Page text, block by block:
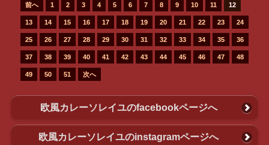
前へ 1 2 3 4 5 6 7 8 9 10 11 12
13 14 15 16 17 18 19 20 21 22 23 24
25 26 27 28 29 30 31 32 33 34 35 36
37 38 39 40 41 42 43 44 45 46 47 48
49 50 51 次へ
欧風カレーソレイユのfacebookページへ
欧風カレーソレイユのinstagramページへ